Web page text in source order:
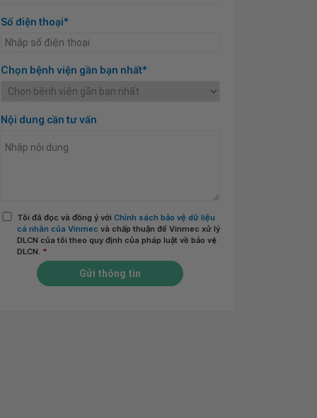
Số điện thoại*
Chọn bệnh viện gần bạn nhất*
Nội dung cần tư vấn
Tôi đã đọc và đồng ý với Chính sách bảo vệ dữ liệu
cá nhân của Vinmec và chấp thuận để Vinmec xử lý
DLCN của tôi theo quy định của pháp luật về bảo vệ
DLCN. *
Gửi thông tin